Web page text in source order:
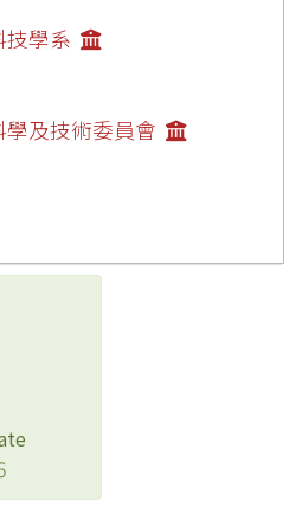
技學系
學及技術委員會